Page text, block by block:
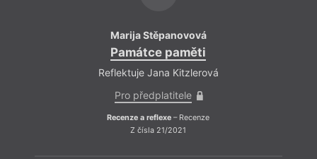
Marija Stěpanovová
Památce paměti
Reflektuje Jana Kitzlerová
Pro předplatitele
Recenze a reflexe – Recenze
Z čísla 21/2021